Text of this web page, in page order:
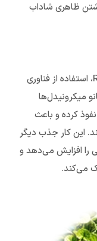
ظاهری شاداب
یکی از ویژگی‌های اصلی سرم Reedle Shot، استفاده از فناوری
میکرونیدل‌ها
کرده و باعث
این کار جذب دیگر
را افزایش می‌دهد و
می‌کند.